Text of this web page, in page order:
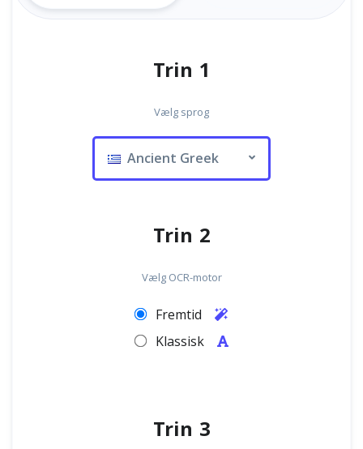
Trin 1
Vælg sprog
Ancient Greek
Trin 2
Vælg OCR-motor
Fremtid
Klassisk
Trin 3